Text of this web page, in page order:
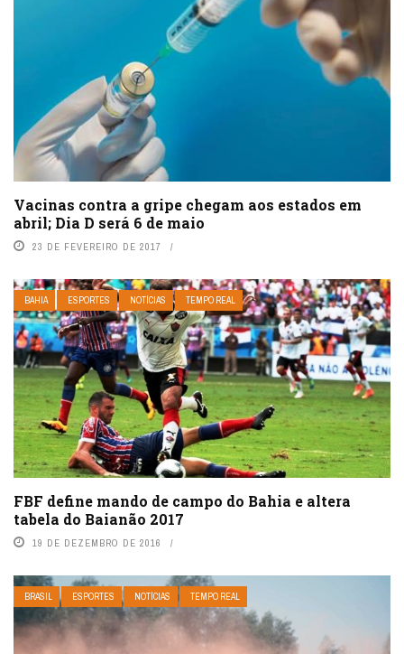
Vacinas contra a gripe chegam aos estados em
abril; Dia D será 6 de maio
23 DE FEVEREIRO DE 2017
BAHIA ESPORTES NOTÍCIAS TEMPO REAL
FBF define mando de campo do Bahia e altera
tabela do Baianão 2017
19 DE DEZEMBRO DE 2016
BRASIL ESPORTES NOTÍCIAS TEMPO REAL